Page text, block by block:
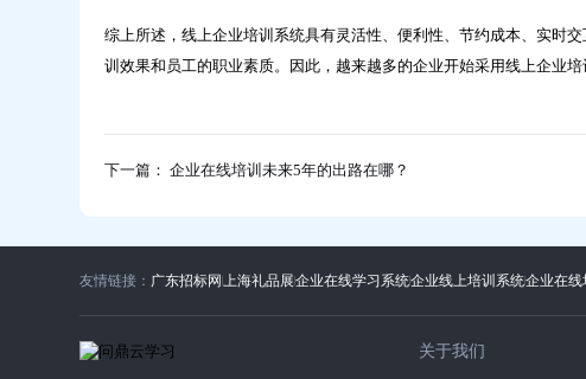
综上所述，线上企业培训系统具有灵活性、便利性、节约成本、实时
训效果和员工的职业素质。因此，越来越多的企业开始采用线上企业培
下一篇： 企业在线培训未来5年的出路在哪？
友情链接： 广东招标网 上海礼品展企业在线学习系统企业线上培训系统企业在
关于我们